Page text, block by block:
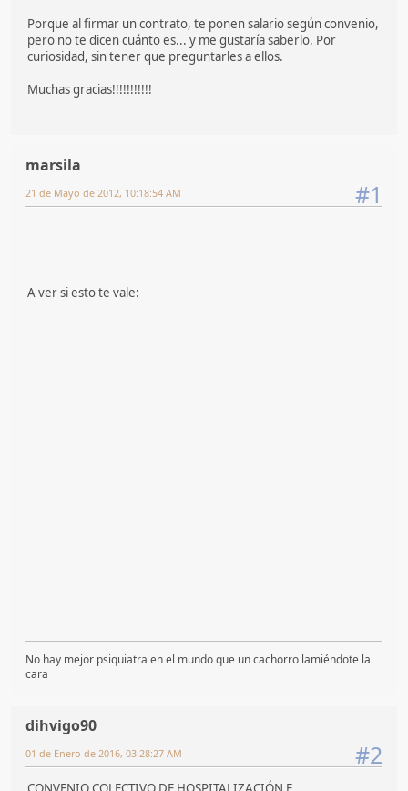
Porque al firmar un contrato, te ponen salario según convenio,
pero no te dicen cuánto es... y me gustaría saberlo. Por
curiosidad, sin tener que preguntarles a ellos.
Muchas gracias!!!!!!!!!!!
marsila
#1
21 de Mayo de 2012, 10:18:54 AM
A ver si esto te vale:
No hay mejor psiquiatra en el mundo que un cachorro lamiéndote la
cara
dihvigo90
#2
01 de Enero de 2016, 03:28:27 AM